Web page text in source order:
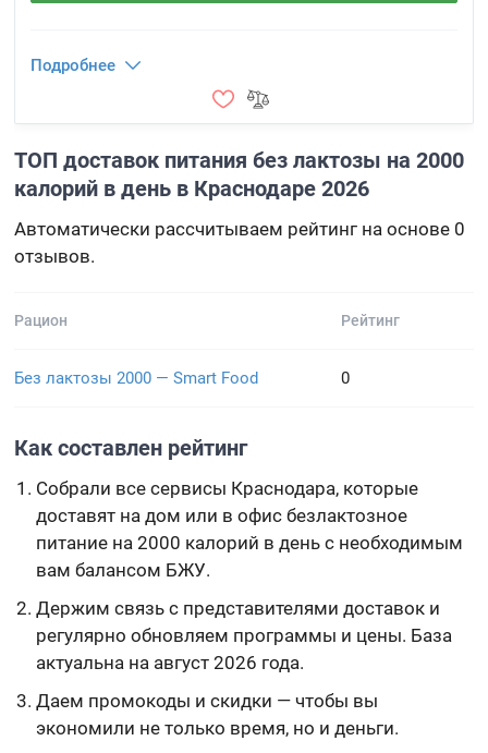
Подробнее
ТОП доставок питания без лактозы на 2000
калорий в день в Краснодаре 2026
Автоматически рассчитываем рейтинг на основе 0
отзывов.
Рацион Рейтинг
Без лактозы 2000 — Smart Food 0
Как составлен рейтинг
Собрали все сервисы Краснодара, которые
доставят на дом или в офис безлактозное
питание на 2000 калорий в день с необходимым
вам балансом БЖУ.
Держим связь с представителями доставок и
регулярно обновляем программы и цены. База
актуальна на август 2026 года.
Даем промокоды и скидки — чтобы вы
экономили не только время, но и деньги.